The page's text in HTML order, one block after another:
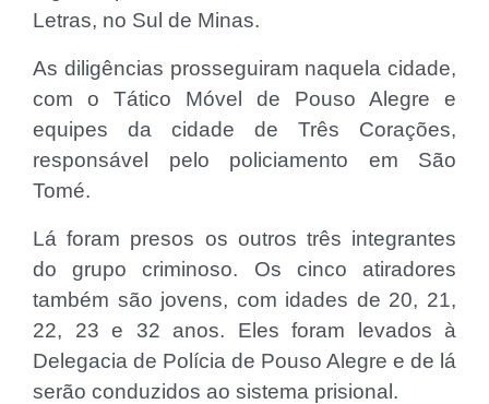
Letras, no Sul de Minas.
As diligências prosseguiram naquela cidade,
com o Tático Móvel de Pouso Alegre e
equipes da cidade de Três Corações,
responsável pelo policiamento em São
Tomé.
Lá foram presos os outros três integrantes
do grupo criminoso. Os cinco atiradores
também são jovens, com idades de 20, 21,
22, 23 e 32 anos. Eles foram levados à
Delegacia de Polícia de Pouso Alegre e de lá
serão conduzidos ao sistema prisional.